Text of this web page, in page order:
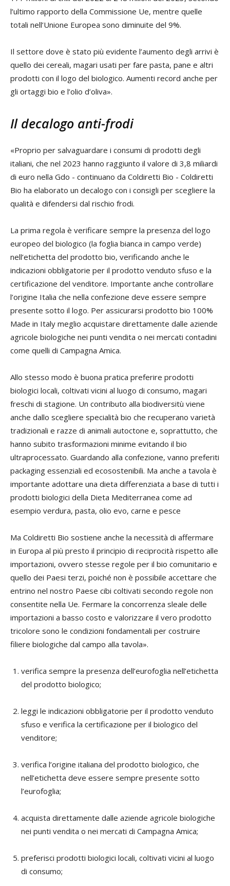
l’ultimo rapporto della Commissione Ue, mentre quelle
totali nell’Unione Europea sono diminuite del 9%.
Il settore dove è stato più evidente l’aumento degli arrivi è
quello dei cereali, magari usati per fare pasta, pane e altri
prodotti con il logo del biologico. Aumenti record anche per
gli ortaggi bio e l’olio d’oliva».
Il decalogo anti-frodi
«Proprio per salvaguardare i consumi di prodotti degli
italiani, che nel 2023 hanno raggiunto il valore di 3,8 miliardi
di euro nella Gdo - continuano da Coldiretti Bio - Coldiretti
Bio ha elaborato un decalogo con i consigli per scegliere la
qualità e difendersi dal rischio frodi.
La prima regola è verificare sempre la presenza del logo
europeo del biologico (la foglia bianca in campo verde)
nell’etichetta del prodotto bio, verificando anche le
indicazioni obbligatorie per il prodotto venduto sfuso e la
certificazione del venditore. Importante anche controllare
l’origine Italia che nella confezione deve essere sempre
presente sotto il logo. Per assicurarsi prodotto bio 100%
Made in Italy meglio acquistare direttamente dalle aziende
agricole biologiche nei punti vendita o nei mercati contadini
come quelli di Campagna Amica.
Allo stesso modo è buona pratica preferire prodotti
biologici locali, coltivati vicini al luogo di consumo, magari
freschi di stagione. Un contributo alla biodiversitù viene
anche dallo scegliere specialità bio che recuperano varietà
tradizionali e razze di animali autoctone e, soprattutto, che
hanno subito trasformazioni minime evitando il bio
ultraprocessato. Guardando alla confezione, vanno preferiti
packaging essenziali ed ecosostenibili. Ma anche a tavola è
importante adottare una dieta differenziata a base di tutti i
prodotti biologici della Dieta Mediterranea come ad
esempio verdura, pasta, olio evo, carne e pesce
Ma Coldiretti Bio sostiene anche la necessità di affermare
in Europa al più presto il principio di reciprocità rispetto alle
importazioni, ovvero stesse regole per il bio comunitario e
quello dei Paesi terzi, poiché non è possibile accettare che
entrino nel nostro Paese cibi coltivati secondo regole non
consentite nella Ue. Fermare la concorrenza sleale delle
importazioni a basso costo e valorizzare il vero prodotto
tricolore sono le condizioni fondamentali per costruire
filiere biologiche dal campo alla tavola».
verifica sempre la presenza dell’eurofoglia nell’etichetta
del prodotto biologico;
leggi le indicazioni obbligatorie per il prodotto venduto
sfuso e verifica la certificazione per il biologico del
venditore;
verifica l’origine italiana del prodotto biologico, che
nell’etichetta deve essere sempre presente sotto
l’eurofoglia;
acquista direttamente dalle aziende agricole biologiche
nei punti vendita o nei mercati di Campagna Amica;
preferisci prodotti biologici locali, coltivati vicini al luogo
di consumo;